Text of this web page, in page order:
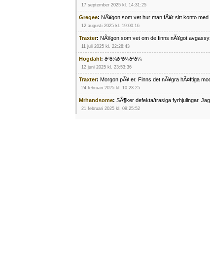
17 september 2025 kl. 14:31:25
Gregee: NÃ¥gon som vet hur man fÃ¥r sitt konto med
12 augusti 2025 kl. 19:00:16
Traxter: NÃ¥gon som vet om de finns nÃ¥got
11 juli 2025 kl. 22:28:43
Högdahl: ðªð¼ðªð¼ðªð¼
12 juni 2025 kl. 23:53:36
Traxter: Morgon pÃ¥ er. Finns det nÃ¥gra hÃ¤ftiga
24 februari 2025 kl. 10:23:25
Mrhandsome: SÃ¶ker defekta/trasiga fyrhjulingar.
21 februari 2025 kl. 09:25:52